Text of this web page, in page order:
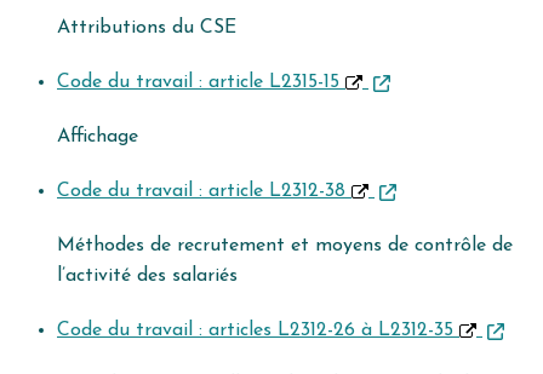
Attributions du CSE
Code du travail : article L2315-15
Affichage
Code du travail : article L2312-38
Méthodes de recrutement et moyens de contrôle de
l’activité des salariés
Code du travail : articles L2312-26 à L2312-35